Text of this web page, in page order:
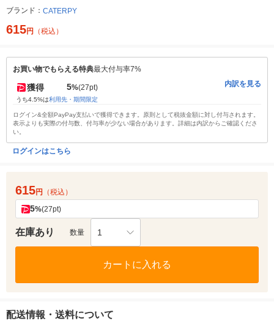
ブランド： CATERPY
615円 （税込）
お買い物でもらえる特典最大付与率7%
獲得 5%(27pt)
うち4.5%は利用先・期間限定
内訳を見る
ログイン&全額PayPay支払いで獲得できます。原則として税抜金額に対し付与されます。
表示よりも実際の付与数、付与率が少ない場合があります。詳細は内訳からご確認くださ
い。
ログインはこちら
615円 （税込）
5%(27pt)
在庫あり 数量 1
カートに入れる
配送情報・送料について